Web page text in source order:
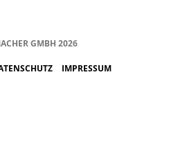
GMBH 2026
IMPRESSUM